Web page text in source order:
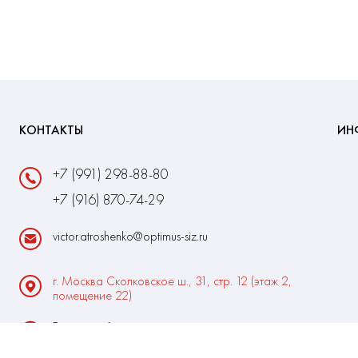
КОНТАКТЫ
+7 (991) 298-88-80
+7 (916) 870-74-29
victor.atroshenko@optimus-siz.ru
г. Москва Сколковское ш., 31, стр. 12 (этаж 2,
помещение 22)
Время работы: